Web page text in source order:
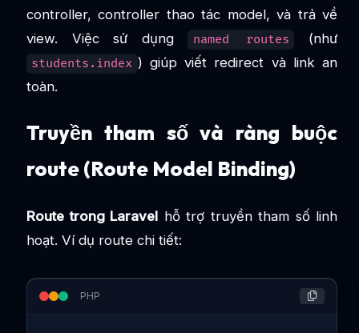
controller, controller thao tác model, và trả về
view. Việc sử dụng
named routes (như
students.index ) giúp viết redirect và link an
toàn.
Truyền tham số và ràng buộc
route (Route Model Binding)
Route trong Laravel hỗ trợ truyền tham số linh
hoạt. Ví dụ route chi tiết:
PHP